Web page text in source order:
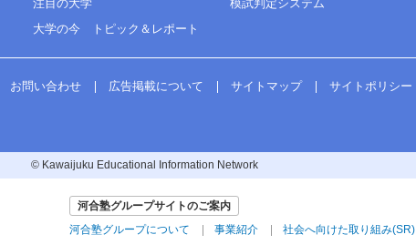
注目の大学
大学の今 トピック＆レポート
模試判定システム
お問い合わせ 広告掲載について サイトマップ サイトポリシー
© Kawaijuku Educational Information Network
河合塾グループサイトのご案内
河合塾グループについて
事業紹介 社会へ向けた取り組み(SR)